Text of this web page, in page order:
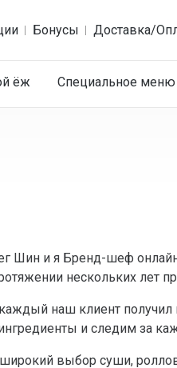
Бонусы Доставка/
ёж Специальное меню
Шин и я Бренд-шеф
нескольких лет
наш клиент
и следим за
выбор суши,